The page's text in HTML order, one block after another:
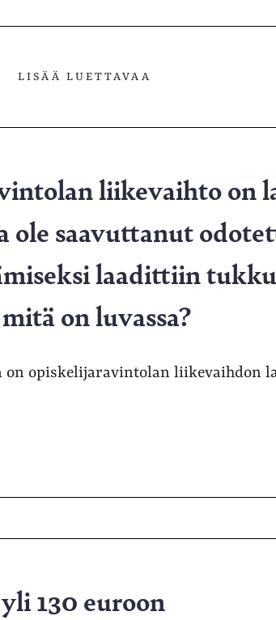
LISÄÄ LUETTAVAA
liikevaihto on
saavuttanut
laadittiin tukku
on luvassa?
opiskelijaravintolan liikevaihdon
130 euroon